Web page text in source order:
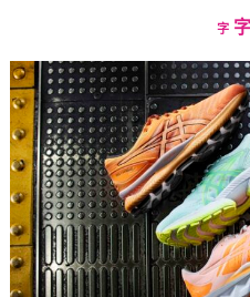
字
size.
字